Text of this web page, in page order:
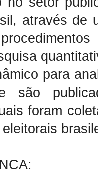
através de
para
são
foram